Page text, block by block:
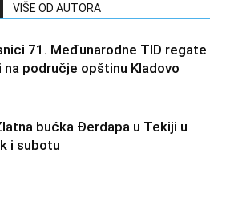
VIŠE OD AUTORA
71. Međunarodne TID regate
na područje opštinu Kladovo
bućka Đerdapa u Tekiji u
i subotu